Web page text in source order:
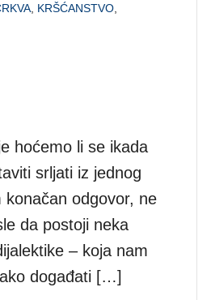
KRŠĆANSTVO
hoćemo li se ikada
srljati iz jednog
odgovor, ne
da postoji neka
– koja nam
događati […]